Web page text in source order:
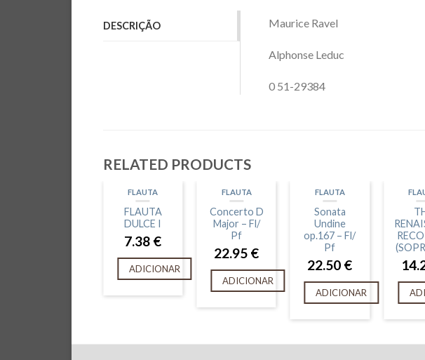
DESCRIÇÃO Maurice Ravel
Alphonse Leduc
0 51-29384
RELATED PRODUCTS
FLAUTA
FLAUTA
DULCE I
7.38 €
ADICIONAR
FLAUTA
Concerto D
Major – Fl/
Pf
22.95 €
ADICIONAR
FLAUTA
Sonata
Undine
op.167 – Fl/
Pf
22.50 €
ADICIONAR